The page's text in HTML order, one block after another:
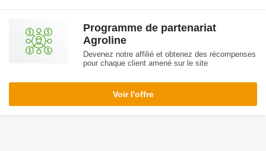
Programme de partenariat
Agroline
Devenez notre affilié et obtenez des récompenses
pour chaque client amené sur le site
Voir l'offre